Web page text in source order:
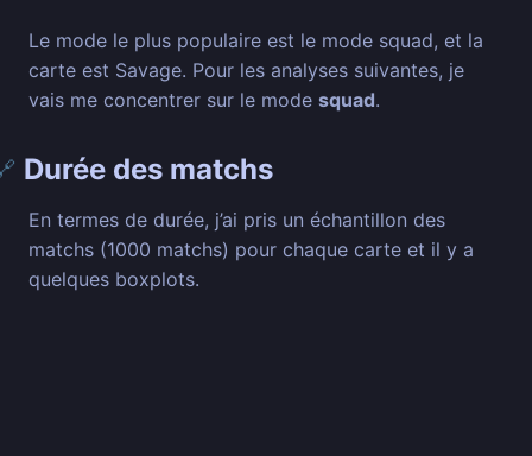
Le mode le plus populaire est le mode squad, et la
carte est Savage. Pour les analyses suivantes, je
vais me concentrer sur le mode squad.
Durée des matchs
En termes de durée, j’ai pris un échantillon des
matchs (1000 matchs) pour chaque carte et il y a
quelques boxplots.